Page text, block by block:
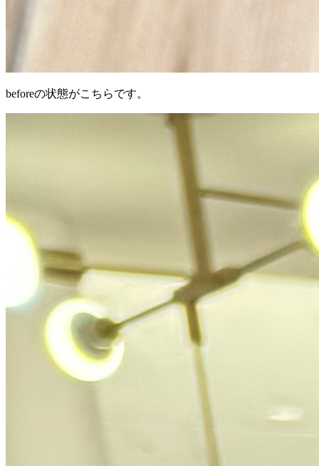
beforeの状態がこちらです。